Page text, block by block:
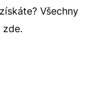
Všechny